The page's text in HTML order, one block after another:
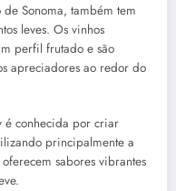
Sonoma, também tem
leves. Os vinhos
perfil frutado e são
apreciadores ao redor do
é conhecida por criar
principalmente a
sabores vibrantes